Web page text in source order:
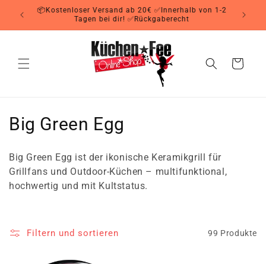
zum
📦Kostenloser Versand ab 20€ ✅Innerhalb von 1-2
Tagen bei dir! ✅Rückgaberecht
Warenkorb
K
t
e
o
Big Green Egg
Big Green Egg ist der ikonische Keramikgrill für
Grillfans und Outdoor-Küchen – multifunktional,
hochwertig und mit Kultstatus.
Filtern und sortieren 99 Produkte